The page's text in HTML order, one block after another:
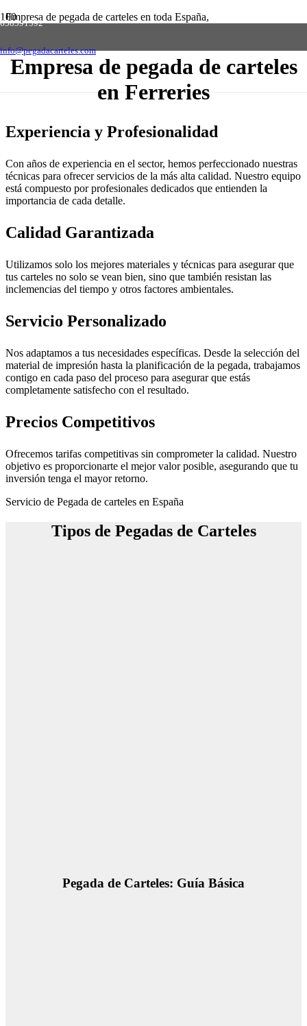
658591592
info@pegadacarteles.com
Empresa de pegada de carteles en toda España,
solicite presupuesto sin compromiso
Empresa de pegada de carteles
en Ferreries
Experiencia y Profesionalidad
Con años de experiencia en el sector, hemos perfeccionado nuestras
técnicas para ofrecer servicios de la más alta calidad. Nuestro equipo
está compuesto por profesionales dedicados que entienden la
importancia de cada detalle.
Calidad Garantizada
Utilizamos solo los mejores materiales y técnicas para asegurar que
tus carteles no solo se vean bien, sino que también resistan las
inclemencias del tiempo y otros factores ambientales.
Servicio Personalizado
Nos adaptamos a tus necesidades específicas. Desde la selección del
material de impresión hasta la planificación de la pegada, trabajamos
contigo en cada paso del proceso para asegurar que estás
completamente satisfecho con el resultado.
Precios Competitivos
Ofrecemos tarifas competitivas sin comprometer la calidad. Nuestro
objetivo es proporcionarte el mejor valor posible, asegurando que tu
inversión tenga el mayor retorno.
Servicio de Pegada de carteles en España
Tipos de Pegadas de Carteles
Pegada de Carteles: Guía Básica